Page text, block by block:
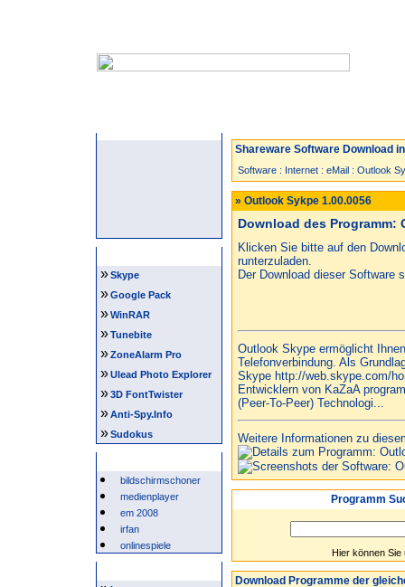
»Skype
»Google Pack
»WinRAR
»Tunebite
»ZoneAlarm Pro
»Ulead Photo Explorer
»3D FontTwister
»Anti-Spy.Info
»Sudokus
bildschirmschoner
medienplayer
em 2008
irfan
onlinespiele
Shareware Software Download
Software : Internet : eMail : Outlook
» Outlook Sykpe 1.00.0056
Download des Programm:
Klicken Sie bitte auf den
runterzuladen.
Der Download dieser Software
Outlook Skype ermöglicht
Telefonverbindung. Als
Skype http://web.skype.com/
Entwicklern von KaZaA
(Peer-To-Peer) Technologi...
Weitere Informationen zu
Programm
Hier können
Download Programme der